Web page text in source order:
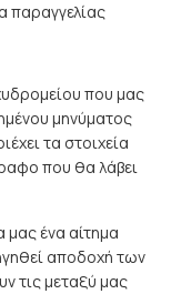
παραγγελίας
που μας
μηνύματος
τα στοιχεία
που θα λάβει
ένα αίτημα
αποδοχή των
τις μεταξύ μας